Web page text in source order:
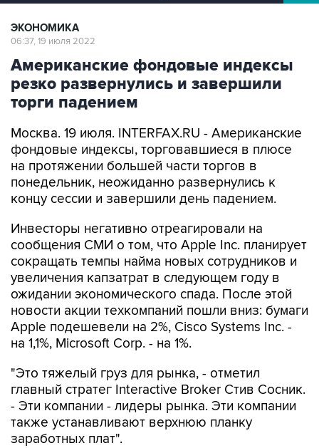
ЭКОНОМИКА
06:37, 19 июля 2022
Американские фондовые индексы
резко развернулись и завершили
торги падением
Москва. 19 июля. INTERFAX.RU - Американские
фондовые индексы, торговавшиеся в плюсе
на протяжении большей части торгов в
понедельник, неожиданно развернулись к
концу сессии и завершили день падением.
Инвесторы негативно отреагировали на
сообщения СМИ о том, что Apple Inc. планирует
сокращать темпы найма новых сотрудников и
увеличения капзатрат в следующем году в
ожидании экономического спада. После этой
новости акции техкомпаний пошли вниз: бумаги
Apple подешевели на 2%, Cisco Systems Inc. -
на 1,1%, Microsoft Corp. - на 1%.
"Это тяжелый груз для рынка, - отметил
главный стратег Interactive Broker Стив Сосник.
- Эти компании - лидеры рынка. Эти компании
также устанавливают верхнюю планку
заработных плат".